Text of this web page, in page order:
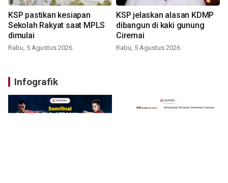
KSP pastikan kesiapan
Sekolah Rakyat saat MPLS
dimulai
Rabu, 5 Agustus 2026
KSP jelaskan alasan KDMP
dibangun di kaki gunung
Ciremai
Rabu, 5 Agustus 2026
Infografik